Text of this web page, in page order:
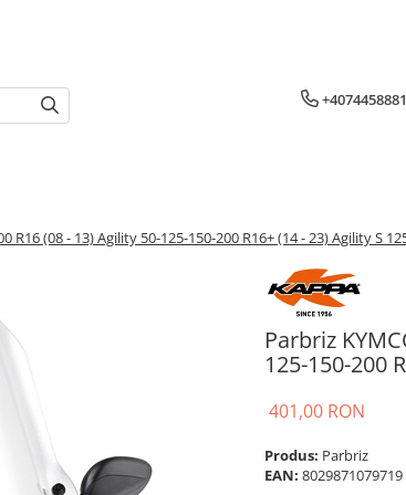
R16 (08 - 13) Agility 50-125-150-200 R16+ (14 - 23) Agility S
Parbriz
125-150-200
401,00 RON
Produs: Parbriz
EAN: 8029871079719